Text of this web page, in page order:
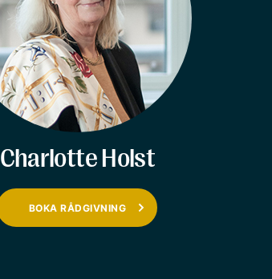
Charlotte Holst
BOKA RÅDGIVNING